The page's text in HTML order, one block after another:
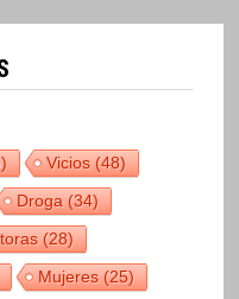
Vicios(48)
Droga(34)
(28)
Mujeres(25)